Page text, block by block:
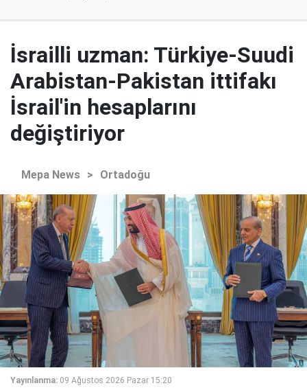
İsrailli uzman: Türkiye-Suudi
Arabistan-Pakistan ittifakı
İsrail'in hesaplarını
değiştiriyor
Mepa News > Ortadoğu
Yayınlanma: 09 Ağustos 2026 Pazar 15:20